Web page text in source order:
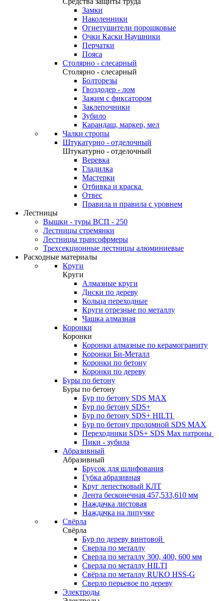
Замки
Наколенники
Огнетушители порошковые
Очки Каски Наушники
Перчатки
Пояса
Столярно - слесарный
Столярно - слесарный
Болторезы
Гвоздодер - лом
Зажим с фиксатором
Заклепочники
Зубило
Карандаш, маркер, мел
Чалки стропы
Штукатурно - отделочный
Штукатурно - отделочный
Веревка
Гладилка
Мастерки
Отбивка и краска
Отвес
Правила и правила с уровнем
Лестницы
Вышки - туры ВСП - 250
Лестницы стремянки
Лестницы трансофрмеры
Трехсекционные лестницы алюминиевые
Расходные материалы
Круги
Круги
Алмазные круги
Диски по дереву
Кольца переходные
Круги отрезные по металлу
Чашка алмазная
Коронки
Коронки
Коронки алмазные по керамограниту
Коронки Би-Металл
Коронки по бетону
Коронки по дереву
Буры по бетону
Буры по бетону
Бур по бетону SDS MAX
Бур по бетону SDS+
Бур по бетону SDS+ HILTI
Бур по бетону проломной SDS MAX
Переходники SDS+ SDS Max патроны
Пики - зубила
Абразивный
Абразивный
Брусок для шлифования
Губка абразивная
Круг лепестковый КЛТ
Лента бесконечная 457,533,610 мм
Наждачка листовая
Наждачка на липучке
Свёрла
Свёрла
Бур по дереву винтовой
Сверла по металлу
Сверла по металлу 300, 400, 600 мм
Сверла по металлу HILTI
Свёрла по металлу RUKO HSS-G
Сверло перьевое по дереву
Электроды